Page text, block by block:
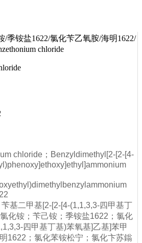
/季铵盐1622/氯化苄乙氧胺/海明1622/
chloride
chloride；Benzyldimethyl[2-[2-[4-
基二甲基[2-[2-[4-(1,1,3,3-四甲基丁
化铵；苄己铵；季铵盐1622；氯化
四甲基丁基)苯氧基]乙基]苯甲
1622；氯化苯铵松宁；氯化卞苏鎓